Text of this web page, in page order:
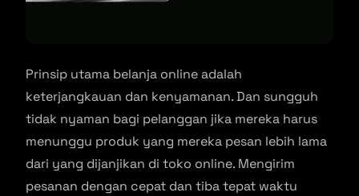
Prinsip utama belanja online adalah
keterjangkauan dan kenyamanan. Dan sungguh
tidak nyaman bagi pelanggan jika mereka harus
menunggu produk yang mereka pesan lebih lama
dari yang dijanjikan di toko online. Mengirim
pesanan dengan cepat dan tiba tepat waktu